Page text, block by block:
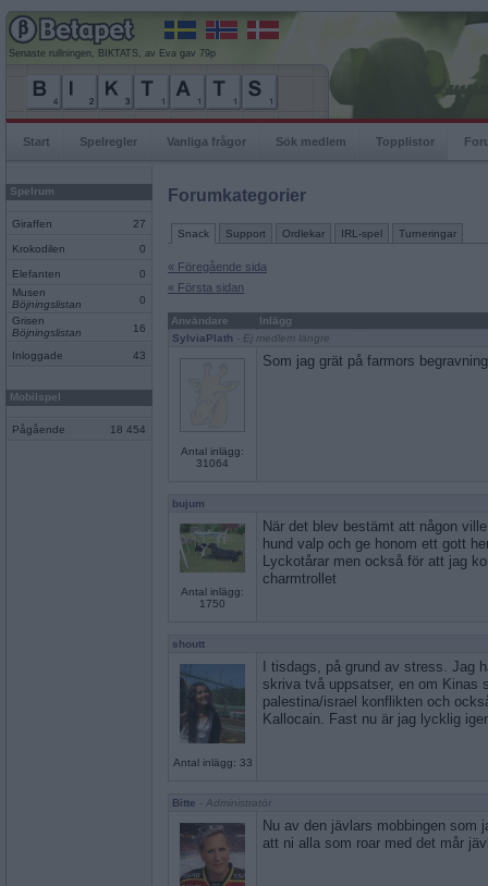
Senaste rullningen, BIKTATS, av Eva gav 79p
Start Spelregler Vanliga frågor Sök medlem Topplistor
Spelrum
Giraffen 27
Krokodilen 0
Elefanten
0
Musen
Böjningslistan
0
Grisen
Böjningslistan
16
Inloggade 43
Mobilspel
Pågående 18 454
Forumkategorier
Snack Support Ordlekar IRL-spel Turneringar
« Föregående sida
« Första sidan
Användare
Inlägg
SylviaPlath - Ej medlem längre
Antal inlägg:
31064
Som jag grät på farmors
bujum
Antal inlägg:
1750
När det blev bestämt att någon
hund valp och ge honom ett gott
Lyckotårar men också för att jag
charmtrollet
shoutt
Antal inlägg: 33
I tisdags, på grund av stress. Jag
skriva två uppsatser, en om Kinas
palestina/israel konflikten och
Kallocain. Fast nu är jag lycklig
Bitte - Administratör
Nu av den jävlars mobbingen som
att ni alla som roar med det mår